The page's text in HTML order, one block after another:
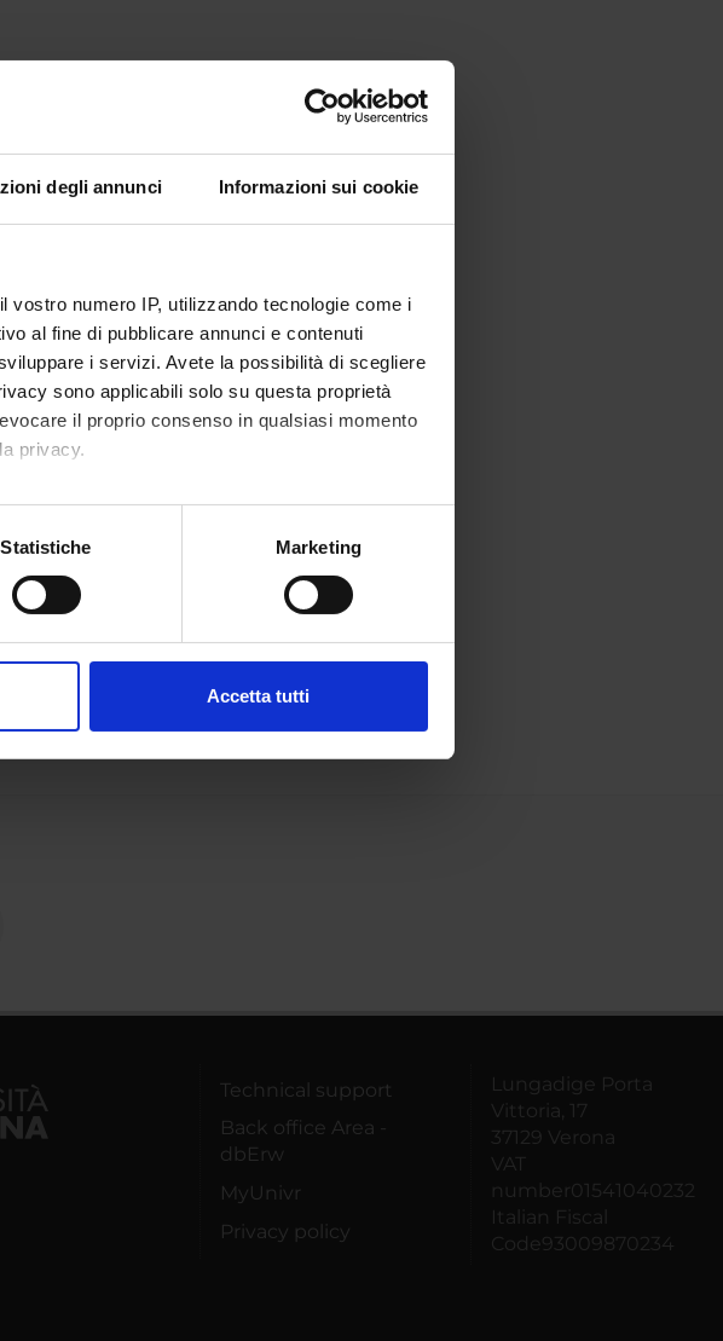
degli annunci Informazioni sui cookie
numero IP, utilizzando tecnologie come i
al fine di pubblicare annunci e contenuti
i servizi. Avete la possibilità di scegliere
sono applicabili solo su questa proprietà
il proprio consenso in qualsiasi momento
privacy.
di qualche metro,
sui cookie.
Statistiche Marketing
Accetta tutti
Technical support
Back office Area -
dbErw
MyUnivr
Privacy policy
Lungadige Porta
Vittoria, 17
37129 Verona
VAT
number01541040232
Italian Fiscal
Code93009870234